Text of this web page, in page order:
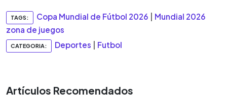
TAGS: Copa Mundial de Fútbol 2026
Mundial 2026
zona de juegos
CATEGORIA: Deportes Futbol
Artículos Recomendados